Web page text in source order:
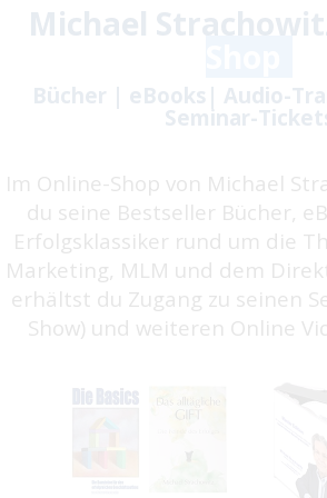
Michael
Bücher | eBooks| Audio-
Seminar-
Im Online-Shop von Michael
du seine Bestseller Bücher,
Erfolgsklassiker rund um die
Marketing, MLM und dem
erhältst du Zugang zu seinen
Show) und weiteren Online